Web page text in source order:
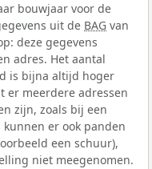
bouwjaar voor de
uit de BAG van
deze gegevens
adres. Het aantal
is bijna altijd hoger
er meerdere adressen
zijn, zoals bij een
er ook panden
een schuur),
niet meegenomen.